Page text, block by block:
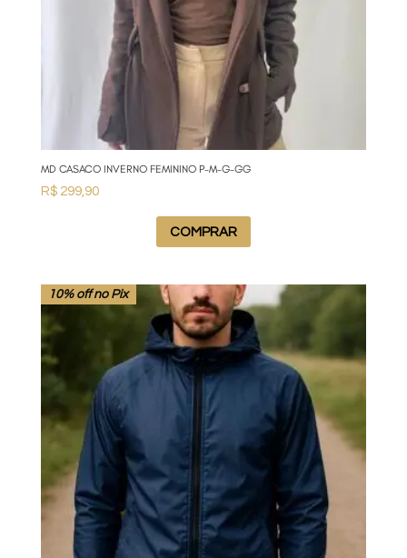
MD CASACO INVERNO FEMININO P-M-G-GG
R$299,90
COMPRAR
10% off no Pix